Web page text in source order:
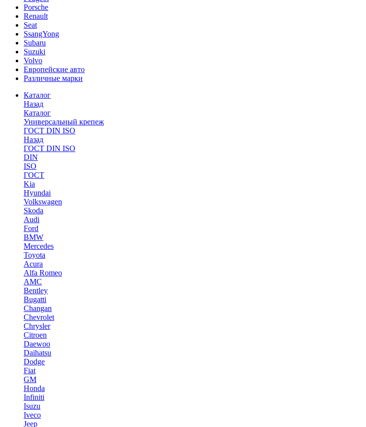
Porsche
Renault
Seat
SsangYong
Subaru
Suzuki
Volvo
Европейские авто
Различные марки
Каталог
Назад
Каталог
Универсальный крепеж
ГОСТ DIN ISO
Назад
ГОСТ DIN ISO
DIN
ISO
ГОСТ
Kia
Hyundai
Volkswagen
Skoda
Audi
Ford
BMW
Mercedes
Toyota
Acura
Alfa Romeo
AMC
Bentley
Bugatti
Changan
Chevrolet
Chrysler
Citroen
Daewoo
Daihatsu
Dodge
Fiat
GM
Honda
Infiniti
Isuzu
Iveco
Jeep